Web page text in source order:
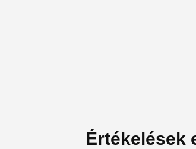
Értékelések